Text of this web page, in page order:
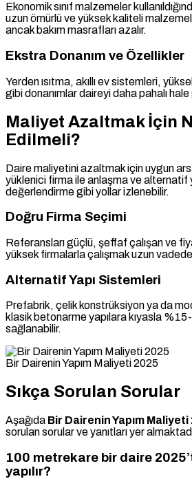
Ekonomik sınıf malzemeler
uzun ömürlü ve yüksek kaliteli
ancak bakım masrafları azalır.
Ekstra Donanım ve Özellikler
Yerden ısıtma, akıllı ev sistemleri,
gibi donanımlar daireyi daha pahalı
Maliyet Azaltmak İçin
Edilmeli?
Daire maliyetini azaltmak için uygun
yüklenici firma ile anlaşma ve alternatif
değerlendirme gibi yollar izlenebilir.
Doğru Firma Seçimi
Referansları güçlü, şeffaf çalışan ve
yüksek firmalarla çalışmak uzun
Alternatif Yapı Sistemleri
Prefabrik, çelik konstrüksiyon ya da
klasik betonarme yapılara kıyasla
sağlanabilir.
Bir Dairenin Yapım Maliyeti 2025
Sıkça Sorulan Sorular
Aşağıda Bir Dairenin Yapım Maliyeti
sorulan sorular ve yanıtları yer
100 metrekare bir daire
yapılır?